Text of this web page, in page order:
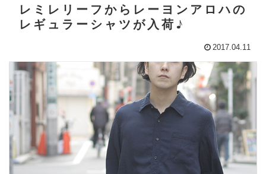
レミレリーフからレーヨンアロハの
レギュラーシャツが入荷♪
2017.04.11